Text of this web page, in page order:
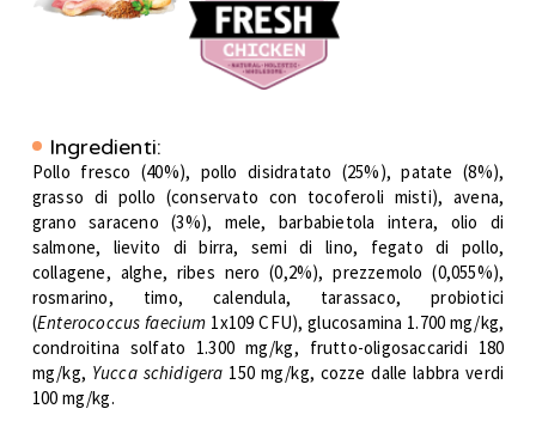
Ingredienti:
Pollo fresco (40%), pollo disidratato (25%), patate (8%),
grasso di pollo (conservato con tocoferoli misti), avena,
grano saraceno (3%), mele, barbabietola intera, olio di
salmone, lievito di birra, semi di lino, fegato di pollo,
collagene, alghe, ribes nero (0,2%), prezzemolo (0,055%),
rosmarino, timo, calendula, tarassaco, probiotici
(Enterococcus faecium 1x109 CFU), glucosamina 1.700 mg/kg,
condroitina solfato 1.300 mg/kg, frutto-oligosaccaridi 180
mg/kg, Yucca schidigera 150 mg/kg, cozze dalle labbra verdi
100 mg/kg.